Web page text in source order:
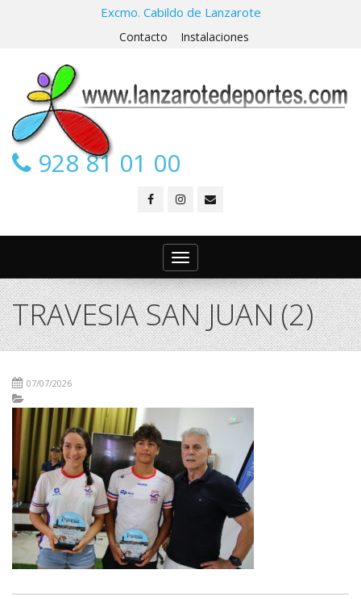
Excmo. Cabildo de Lanzarote
Contacto Instalaciones
928 81 01 00
Toggle
navigation
TRAVESIA SAN JUAN (2)
07/07/2026